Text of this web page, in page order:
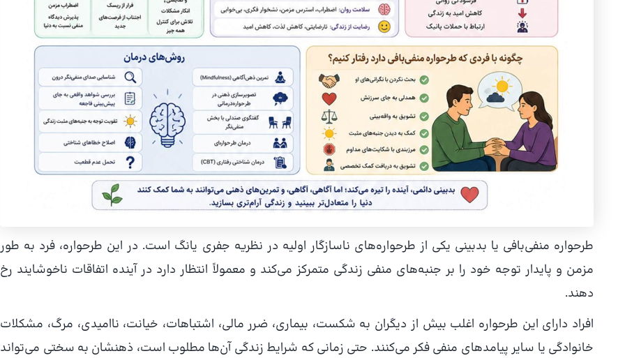
طرحواره منفی‌بافی یا بدبینی یکی از طرحواره‌های ناسازگار اولیه در نظریه جفری یانگ است. در این طرحواره، فرد به طور
مزمن و پایدار توجه خود را بر جنبه‌های منفی زندگی متمرکز می‌کند و معمولاً انتظار دارد در آینده اتفاقات ناخوشایند رخ
دهند.
افراد دارای این طرحواره اغلب بیش از دیگران به شکست، بیماری، ضرر مالی، اشتباهات، خیانت، ناامیدی، مرگ، مشکلات
خانوادگی یا سایر پیامدهای منفی فکر می‌کنند. حتی زمانی که شرایط زندگی آن‌ها مطلوب است، ذهنشان به سختی می‌تواند